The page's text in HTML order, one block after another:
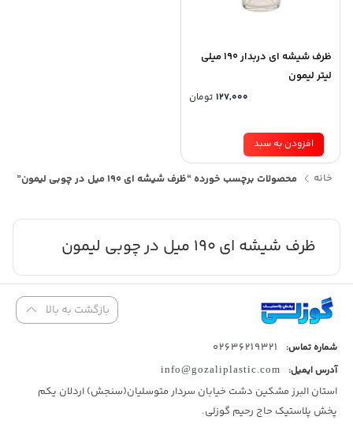
ظرف شیشه ای دربدار 190 میلی
لیتر لیمون
تومان
افزودن به سبد
خانه محصولات برچسب خورده “ظرف شیشه ای 190 میل در چوبی لیمون”
ظرف شیشه ای 190 میل در چوبی لیمون
بازگشت به بالا
شماره تماس: 02636219321
آدرس ایمیل: info@gozaliplastic.com
استان البرز مشکین دشت خیابان سردار متوسلیان(سنجش) اردلان یکم
پخش پلاستیک حاج رحیم گوزلی.